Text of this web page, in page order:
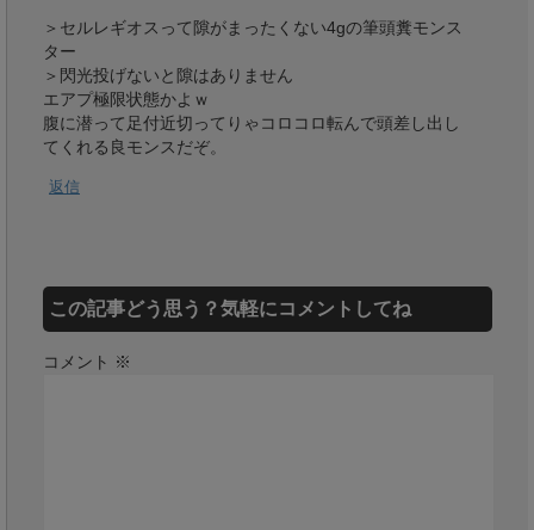
＞セルレギオスって隙がまったくない4gの筆頭糞モンス
ター
＞閃光投げないと隙はありません
エアプ極限状態かよｗ
腹に潜って足付近切ってりゃコロコロ転んで頭差し出し
てくれる良モンスだぞ。
返信
この記事どう思う？気軽にコメントしてね
コメント ※